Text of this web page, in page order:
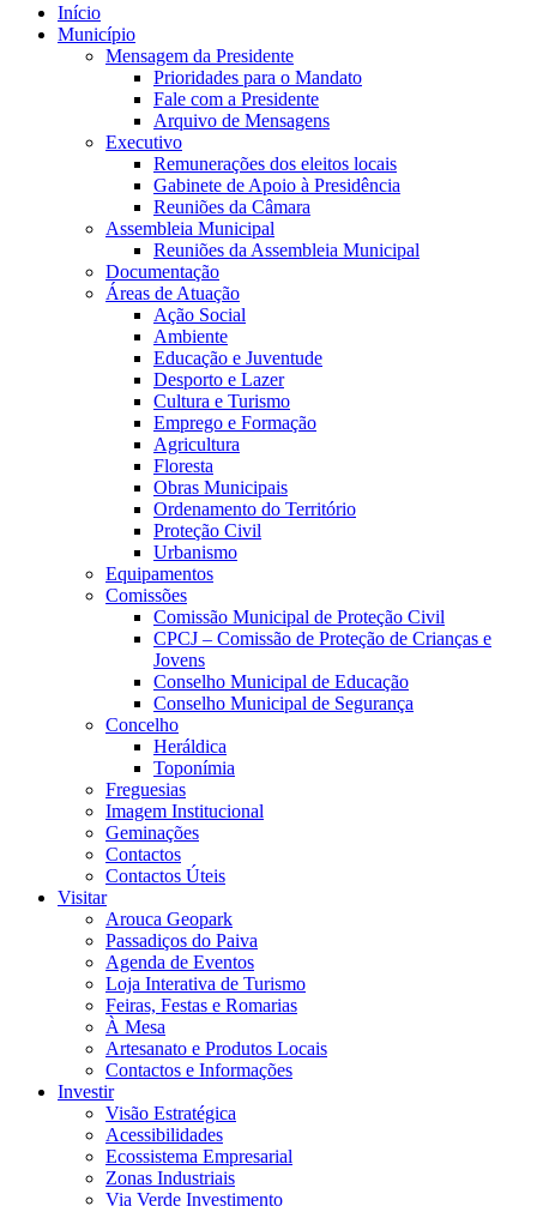
Início
Município
Mensagem da Presidente
Prioridades para o Mandato
Fale com a Presidente
Arquivo de Mensagens
Executivo
Remunerações dos eleitos locais
Gabinete de Apoio à Presidência
Reuniões da Câmara
Assembleia Municipal
Reuniões da Assembleia Municipal
Documentação
Áreas de Atuação
Ação Social
Ambiente
Educação e Juventude
Desporto e Lazer
Cultura e Turismo
Emprego e Formação
Agricultura
Floresta
Obras Municipais
Ordenamento do Território
Proteção Civil
Urbanismo
Equipamentos
Comissões
Comissão Municipal de Proteção Civil
CPCJ – Comissão de Proteção de Crianças e
Jovens
Conselho Municipal de Educação
Conselho Municipal de Segurança
Concelho
Heráldica
Toponímia
Freguesias
Imagem Institucional
Geminações
Contactos
Contactos Úteis
Visitar
Arouca Geopark
Passadiços do Paiva
Agenda de Eventos
Loja Interativa de Turismo
Feiras, Festas e Romarias
À Mesa
Artesanato e Produtos Locais
Contactos e Informações
Investir
Visão Estratégica
Acessibilidades
Ecossistema Empresarial
Zonas Industriais
Via Verde Investimento